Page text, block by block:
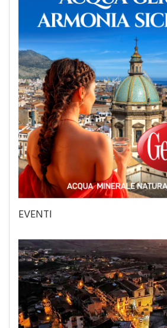
EVENTI